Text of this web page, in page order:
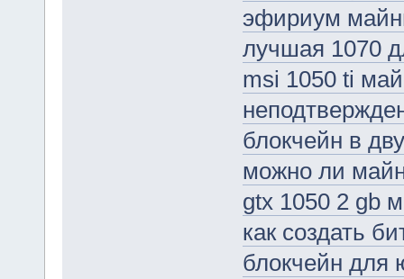
эфириум
лучшая 1070
msi 1050 ti
блокчейн в
можно ли
gtx 1050 2 gb
как создать
блокчейн для